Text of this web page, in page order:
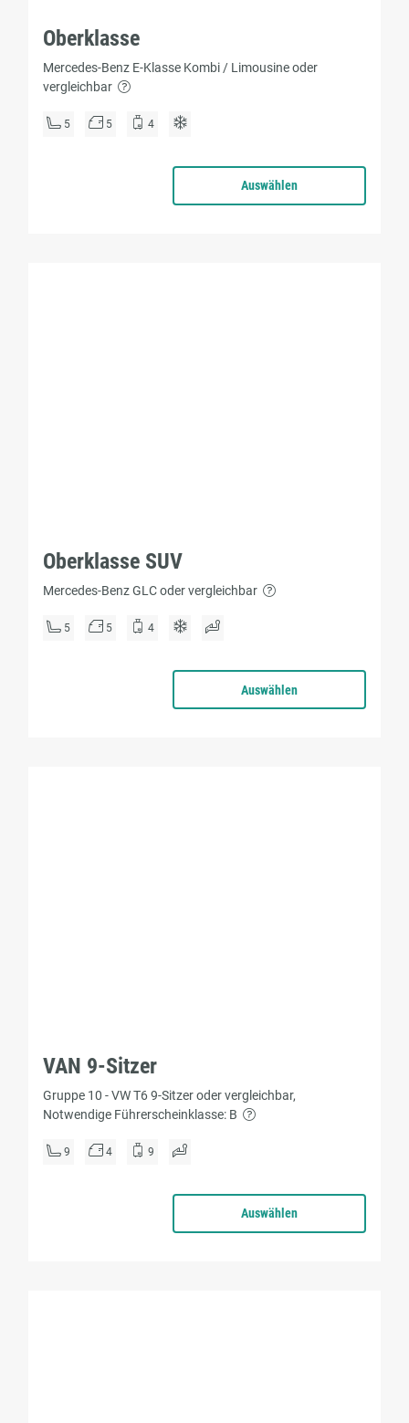
Oberklasse
Mercedes-Benz E-Klasse Kombi / Limousine oder
vergleichbar
5 5 4
Auswählen
Oberklasse SUV
Mercedes-Benz GLC oder vergleichbar
5 5 4
Auswählen
VAN 9-Sitzer
Gruppe 10 - VW T6 9-Sitzer oder vergleichbar,
Notwendige Führerscheinklasse: B
9 4 9
Auswählen